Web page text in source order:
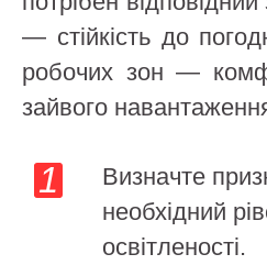
— стійкість до
робочих зон —
зайвого
Визначте
необхідний
освітленості.